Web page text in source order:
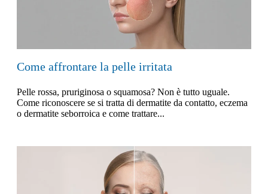
Come affrontare la pelle irritata
Pelle rossa, pruriginosa o squamosa? Non è tutto uguale.
Come riconoscere se si tratta di dermatite da contatto, eczema
o dermatite seborroica e come trattare...